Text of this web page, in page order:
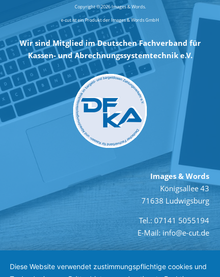
Copyright © 2026 Images & Words.
e-cut ist ein Produkt der Images & Words GmbH
Wir sind Mitglied im Deutschen Fachverband für
Kassen- und Abrechnungssystemtechnik e.V.
Images & Words
Königsallee 43
71638 Ludwigsburg
Tel.: 07141 5055194
E-Mail: info@e-cut.de
Diese Website verwendet zustimmungspflichtige cookies und